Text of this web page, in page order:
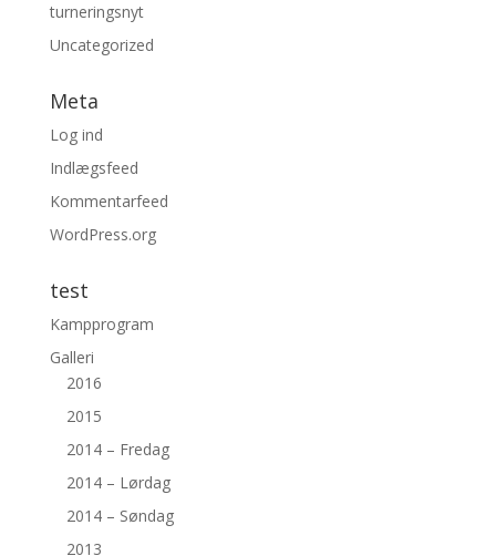
turneringsnyt
Uncategorized
Meta
Log ind
Indlægsfeed
Kommentarfeed
WordPress.org
test
Kampprogram
Galleri
2016
2015
2014 – Fredag
2014 – Lørdag
2014 – Søndag
2013